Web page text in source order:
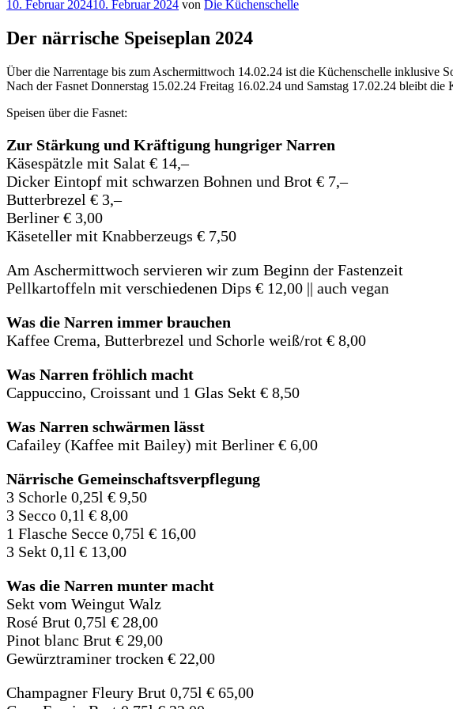
Veröffentlicht
10. Februar 202410. Februar 2024 von Die Küchenschelle
Der närrische Speiseplan 2024
Über die Narrentage bis zum Aschermittwoch 14.02.24 ist die Küchenschelle inklusive
Nach der Fasnet Donnerstag 15.02.24 Freitag 16.02.24 und Samstag 17.02.24 bleibt die
Speisen über die Fasnet:
Zur Stärkung und Kräftigung hungriger Narren
Käsespätzle mit Salat € 14,–
Dicker Eintopf mit schwarzen Bohnen und Brot € 7,–
Butterbrezel € 3,–
Berliner € 3,00
Käseteller mit Knabberzeugs € 7,50
Am Aschermittwoch servieren wir zum Beginn der Fastenzeit
Pellkartoffeln mit verschiedenen Dips € 12,00 || auch vegan
Was die Narren immer brauchen
Kaffee Crema, Butterbrezel und Schorle weiß/rot € 8,00
Was Narren fröhlich macht
Cappuccino, Croissant und 1 Glas Sekt € 8,50
Was Narren schwärmen lässt
Cafailey (Kaffee mit Bailey) mit Berliner € 6,00
Närrische Gemeinschaftsverpflegung
3 Schorle 0,25l € 9,50
3 Secco 0,1l € 8,00
1 Flasche Secce 0,75l € 16,00
3 Sekt 0,1l € 13,00
Was die Narren munter macht
Sekt vom Weingut Walz
Rosé Brut 0,75l € 28,00
Pinot blanc Brut € 29,00
Gewürztraminer trocken € 22,00
Champagner Fleury Brut 0,75l € 65,00